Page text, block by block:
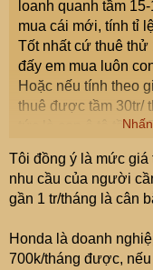
r
loanh quanh tầm
mua cái mới, tính tỉ
Tốt nhất cứ thuê thử
đấy em mua luôn
Hoặc nếu tính theo
thuê được tầm 30tr/
tức là con ô tô tầm
Tôi đồng ý là mức giá
nhu cầu của người
gần 1 tr/tháng là cân
Honda là doanh
700k/tháng được,